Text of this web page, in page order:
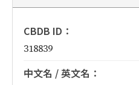
CBDB ID：
318839
中文名 / 英文名：